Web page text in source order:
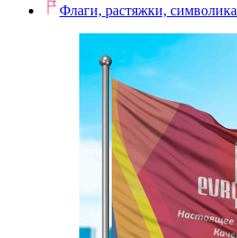
Флаги, растяжки, символика